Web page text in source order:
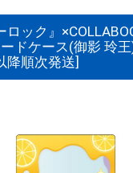
ック』
ドケース(御影 玲
順次発送]